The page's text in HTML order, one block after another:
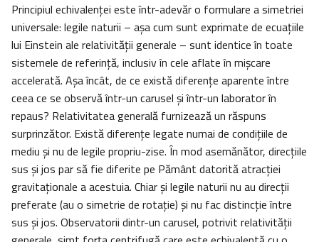
Principiul echivalenţei este într-adevăr o formulare a simetriei
universale: legile naturii – aşa cum sunt exprimate de ecuaţiile
lui Einstein ale relativităţii generale – sunt identice în toate
sistemele de referinţă, inclusiv în cele aflate în mişcare
accelerată. Aşa încât, de ce există diferenţe aparente între
ceea ce se observă într-un carusel şi într-un laborator în
repaus? Relativitatea generală furnizează un răspuns
surprinzător. Există diferenţe legate numai de condiţiile de
mediu şi nu de legile propriu-zise. În mod asemănător, direcţiile
sus şi jos par să fie diferite pe Pământ datorită atracţiei
gravitaţionale a acestuia. Chiar şi legile naturii nu au direcţii
preferate (au o simetrie de rotaţie) şi nu fac distincţie între
sus şi jos. Observatorii dintr-un carusel, potrivit relativităţii